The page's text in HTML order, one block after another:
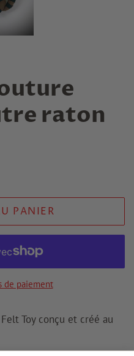
raton
PANIER
de paiement
Toy conçu et créé au